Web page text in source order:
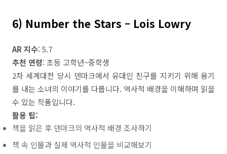
6) Number the Stars – Lois Lowry
AR 지수: 5.7
추천 연령: 초등 고학년~중학생
2차 세계대전 당시 덴마크에서 유대인 친구를 지키기 위해 용기
를 내는 소녀의 이야기를 다룹니다. 역사적 배경을 이해하며 읽을
수 있는 작품입니다.
활용 팁:
책을 읽은 후 덴마크의 역사적 배경 조사하기
책 속 인물과 실제 역사적 인물을 비교해보기